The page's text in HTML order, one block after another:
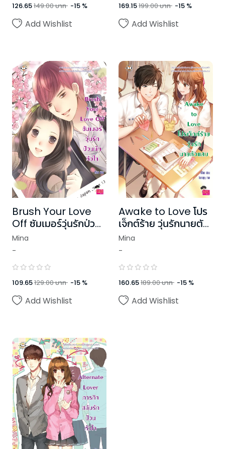
126.65149.00บาท -15 %
Add Wishlist
169.15199.00บาท -15 %
Add Wishlist
Brush Your Love
Off ซัมเมอร์วุ่นรักป่วน
นักหัวใจ
Mina
-
109.65129.00บาท -15 %
Add Wishlist
Awake to Love โปร
เจ็กต์ร้าย วุ่นรักนายตัว
แสบ
Mina
-
160.65189.00บาท -15 %
Add Wishlist